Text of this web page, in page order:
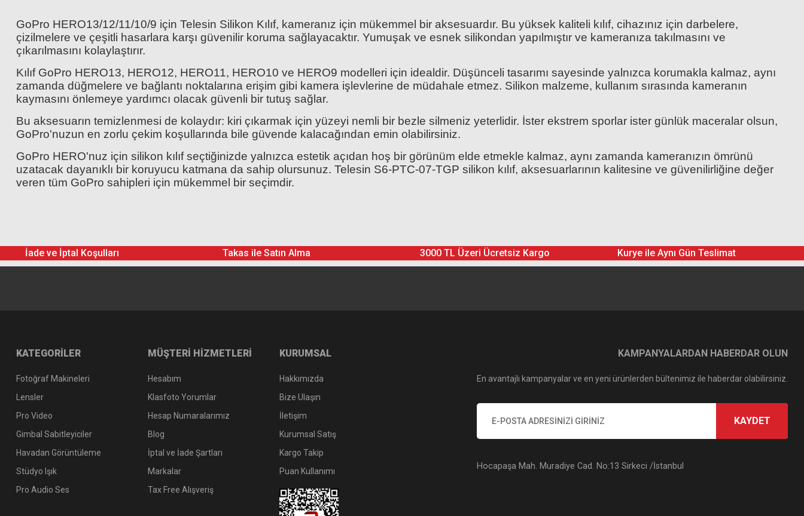
GoPro HERO13/12/11/10/9 için Telesin Silikon Kılıf, kameranız için mükemmel bir aksesuardır. Bu yüksek kaliteli kılıf, cihazınız için darbelere,
çizilmelere ve çeşitli hasarlara karşı güvenilir koruma sağlayacaktır. Yumuşak ve esnek silikondan yapılmıştır ve kameranıza takılmasını ve
çıkarılmasını kolaylaştırır.
Kılıf GoPro HERO13, HERO12, HERO11, HERO10 ve HERO9 modelleri için idealdir. Düşünceli tasarımı sayesinde yalnızca korumakla kalmaz, aynı
zamanda düğmelere ve bağlantı noktalarına erişim gibi kamera işlevlerine de müdahale etmez. Silikon malzeme, kullanım sırasında kameranın
kaymasını önlemeye yardımcı olacak güvenli bir tutuş sağlar.
Bu aksesuarın temizlenmesi de kolaydır: kiri çıkarmak için yüzeyi nemli bir bezle silmeniz yeterlidir. İster ekstrem sporlar ister günlük maceralar olsun,
GoPro'nuzun en zorlu çekim koşullarında bile güvende kalacağından emin olabilirsiniz.
GoPro HERO'nuz için silikon kılıf seçtiğinizde yalnızca estetik açıdan hoş bir görünüm elde etmekle kalmaz, aynı zamanda kameranızın ömrünü
uzatacak dayanıklı bir koruyucu katmana da sahip olursunuz. Telesin S6-PTC-07-TGP silikon kılıf, aksesuarlarının kalitesine ve güvenilirliğine değer
veren tüm GoPro sahipleri için mükemmel bir seçimdir.
İade ve İptal Koşulları Takas ile Satın Alma 3000 TL Üzeri Ücretsiz Kargo Kurye ile Aynı Gün Teslimat
KATEGORİLER
Fotoğraf Makineleri
Lensler
Pro Video
Gimbal Sabitleyiciler
Havadan Görüntüleme
Stüdyo Işık
Pro Audio Ses
MÜŞTERİ HİZMETLERİ
Hesabım
Klasfoto Yorumlar
Hesap Numaralarımız
Blog
İptal ve İade Şartları
Markalar
Tax Free Alışveriş
KURUMSAL
Hakkımızda
Bize Ulaşın
İletişim
Kurumsal Satış
Kargo Takip
Puan Kullanımı
KAMPANYALARDAN HABERDAR OLUN
En avantajlı kampanyalar ve en yeni ürünlerden bültenimiz ile haberdar olabilirsiniz.
KAYDET
Hocapaşa Mah. Muradiye Cad. No:13 Sirkeci /İstanbul